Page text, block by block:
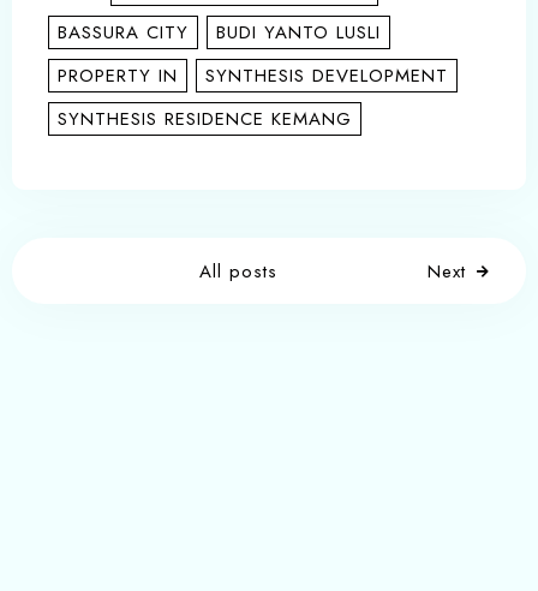
BASSURA CITY
BUDI YANTO LUSLI
PROPERTY IN
SYNTHESIS DEVELOPMENT
SYNTHESIS RESIDENCE KEMANG
All posts Next